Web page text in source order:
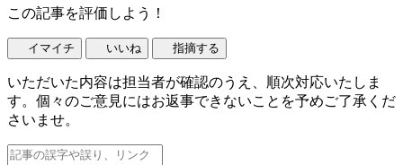
この記事を評価しよう！
イマイチ いいね 指摘する
いただいた内容は担当者が確認のうえ、順次対応いたしま
す。個々のご意見にはお返事できないことを予めご了承くだ
さいませ。